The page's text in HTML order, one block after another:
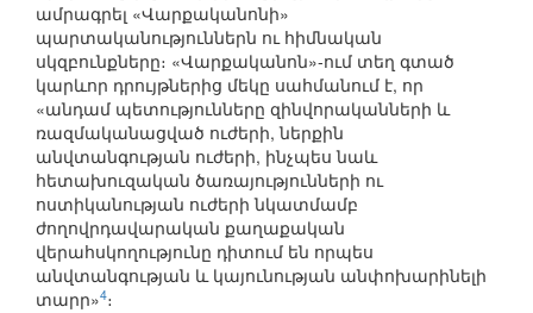
ամրագրել «Վարքականոնի»
պարտականություններն ու հիմնական
սկզբունքները։ «Վարքականոն»-ում տեղ գտած
կարևոր դրույթներից մեկը սահմանում է, որ
«անդամ պետությունները զինվորականների և
ռազմականացված ուժերի, ներքին
անվտանգության ուժերի, ինչպես նաև
հետախուզական ծառայությունների ու
ոստիկանության ուժերի նկատմամբ
ժողովրդավարական քաղաքական
վերահսկողությունը դիտում են որպես
անվտանգության և կայունության անփոխարինելի
տարր»4։